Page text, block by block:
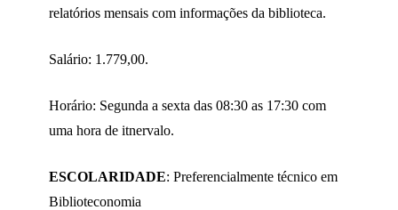
relatórios mensais com informações da biblioteca.
Salário: 1.779,00.
Horário: Segunda a sexta das 08:30 as 17:30 com
uma hora de itnervalo.
ESCOLARIDADE: Preferencialmente técnico em
Biblioteconomia